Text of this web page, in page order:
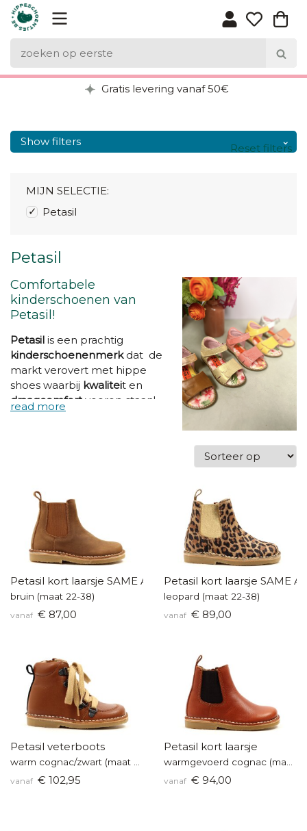
Gratis levering vanaf 50€
Show filters
Petasil
Comfortabele
kinderschoenen van
Petasil!
Petasil is een prachtig
kinderschoenenmerkdat de
markt verovert met hippe
shoes waarbij kwaliteit en
draagcomfort voorop staan!
Dekinderschoenen
soepele
deze kinderschoenen zalig
comfortabel! Met deze
kleurrijke schoentjes aan je
voeten kan je de hele wereld
aan!
MIJN SELECTIE:
Petasil
Reset filters
Petasil kort laarsje SAME AS LAST YEAR
bruin (maat 22-38)
vanaf € 87,00
Petasil kort laarsje SAME
leopard (maat 22-38)
vanaf € 89,00
Petasil veterboots
vanaf € 102,95
Petasil kort laarsje
vanaf € 94,00